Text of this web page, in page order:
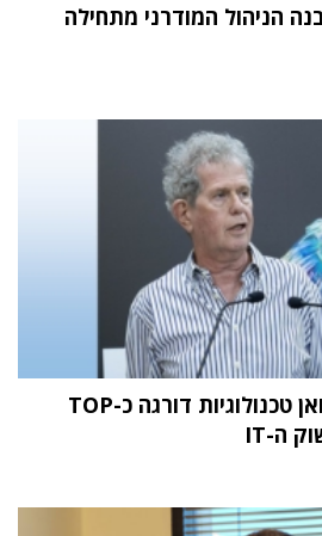
הניהול המודרני מתחילה
מחקר STKI השנתי: וואן טכנולוגיות דורגה כ-TOP